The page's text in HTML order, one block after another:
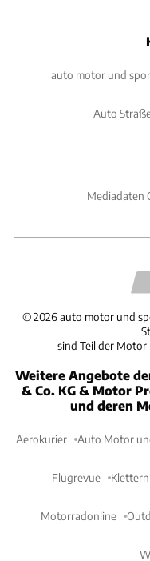
auto motor und
Auto
Mediadaten
©2026 auto motor und
sind Teil der Motor
Weitere Angebote
& Co. KG & Motor
und deren
Aerokurier Auto Motor
Flugrevue Klettern
Motorradonline